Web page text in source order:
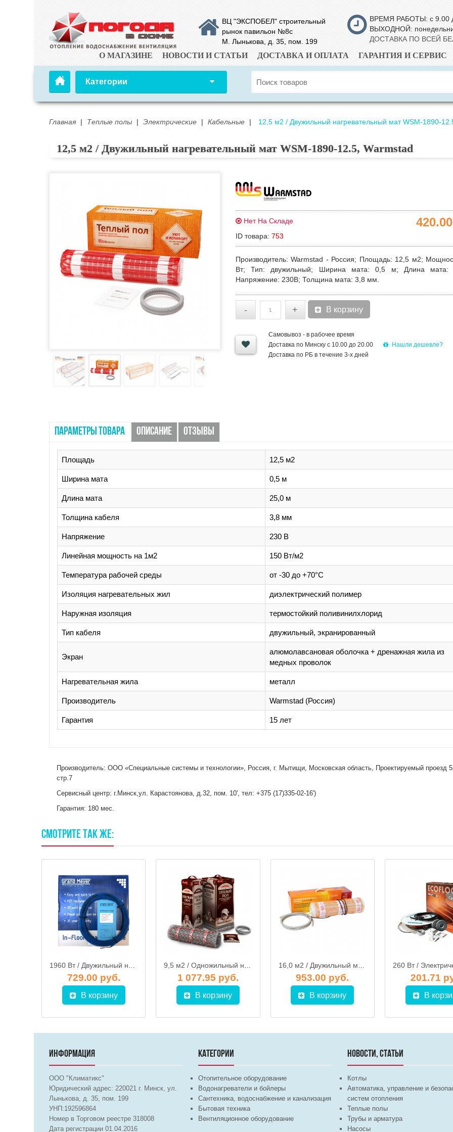
ВЦ "ЭКСПОБЕЛ" строительный
рынок павильон №8с
М. Лынькова, д. 35, пом. 199
ВРЕМЯ РАБОТЫ: с 9.00
ВЫХОДНОЙ:
ДОСТАВКА ПО ВСЕЙ
О МАГАЗИНЕ НОВОСТИ И СТАТЬИ ДОСТАВКА И ОПЛАТА ГАРАНТИЯ И СЕРВИС
Категории
Главная | Теплые полы | Электрические | Кабельные | 12,5 м2 / Двужильный нагревательный мат WSM-1890-
12,5 м2 / Двужильный нагревательный мат WSM-1890-12.5, Warmstad
Нет На Складе
ID товара: 753
Производитель: Warmstad - Россия; Площадь: 12,5 м2;
Вт;Тип: двужильный; Ширина мата: 0,5 м; Длина мата:
Напряжение: 230В; Толщина мата: 3,8 мм.
- + В корзину
Самовывоз - в рабочее время
Доставка по Минску с 10.00 до 20.00
Доставка по РБ в течение 3-х дней
Нашли дешевле?
ПАРАМЕТРЫ ТОВАРА ОПИСАНИЕ ОТЗЫВЫ
Площадь 12,5 м2
Ширина мата 0,5 м
Длина мата 25,0 м
Толщина кабеля 3,8 мм
Напряжение 230 В
Линейная мощность на 1м2 150 Вт/м2
Температура рабочей среды от -30 до +70°C
Изоляция нагревательных жил диэлектрический полимер
Наружная изоляция термостойкий поливинилхлорид
Тип кабеля двужильный, экранированный
Экран
алюмолавсановая оболочка + дренажная жила из
медных проволок
Нагревательная жила металл
Производитель Warmstad (Россия)
Гарантия 15 лет
Производитель: ООО «Специальные системы и технологии», Россия, г. Мытищи, Московская область, Проектируемый проезд
стр.7
Сервисный центр: г.Минск,ул. Карастоянова, д.32, пом. 10', тел: +375 (17)335-02-16')
Гарантия: 180 мес.
СМОТРИТЕ ТАКЖЕ:
1960 Вт / Двужильный нагревательный кабель Grand Meyer THC20-98
729.00 руб.
В корзину
9,5 м2 / Одножильный нагревательный мат тНК 1420-9,5, Нац. комфорт
1 077.95 руб.
В корзину
16,0 м2 / Двужильный мат нагревательный SHMD-8-2400, SPYHEAT Классик
953.00 руб.
В корзину
201.71
В
ИНФОРМАЦИЯ
ООО "Климатикс"
Юридический адрес:220021 г. Минск, ул.
Лынькова, д. 35, пом. 199
УНП:192596864
Номер в Торговом реестре 318008
Дата регистрации 01.04.2016
КАТЕГОРИИ
Отопительное оборудование
Водонагреватели и бойлеры
Сантехника, водоснабжение и канализация
Бытовая техника
Вентиляционное оборудование
НОВОСТИ, СТАТЬИ
Котлы
Автоматика, управление и
систем отопления
Теплые полы
Трубы и арматура
Насосы